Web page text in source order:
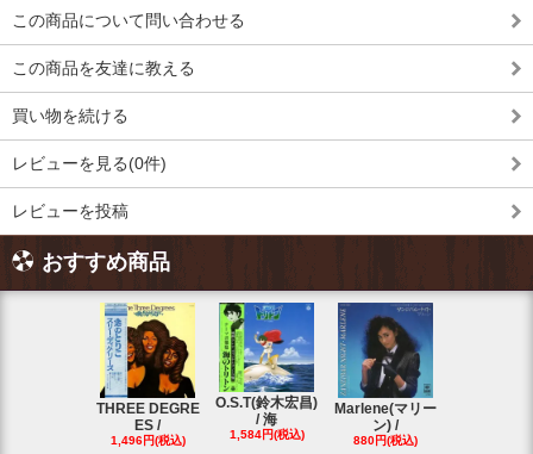
この商品について問い合わせる
この商品を友達に教える
買い物を続ける
レビューを見る(0件)
レビューを投稿
おすすめ商品
THREE DEGRE
ES /
1,496円(税込)
O.S.T(鈴木宏昌)
/ 海
1,584円(税込)
Marlene(マリー
ン) /
880円(税込)